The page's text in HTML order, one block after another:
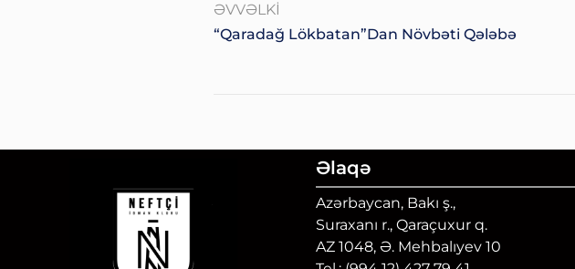
ƏVVƏLKI
“Qaradağ Lökbatan”dan Növbəti Qələbə
Əlaqə
Azərbaycan, Bakı ş.,
Suraxanı r., Qaraçuxur q.
AZ 1048, Ə. Mehbalıyev 10